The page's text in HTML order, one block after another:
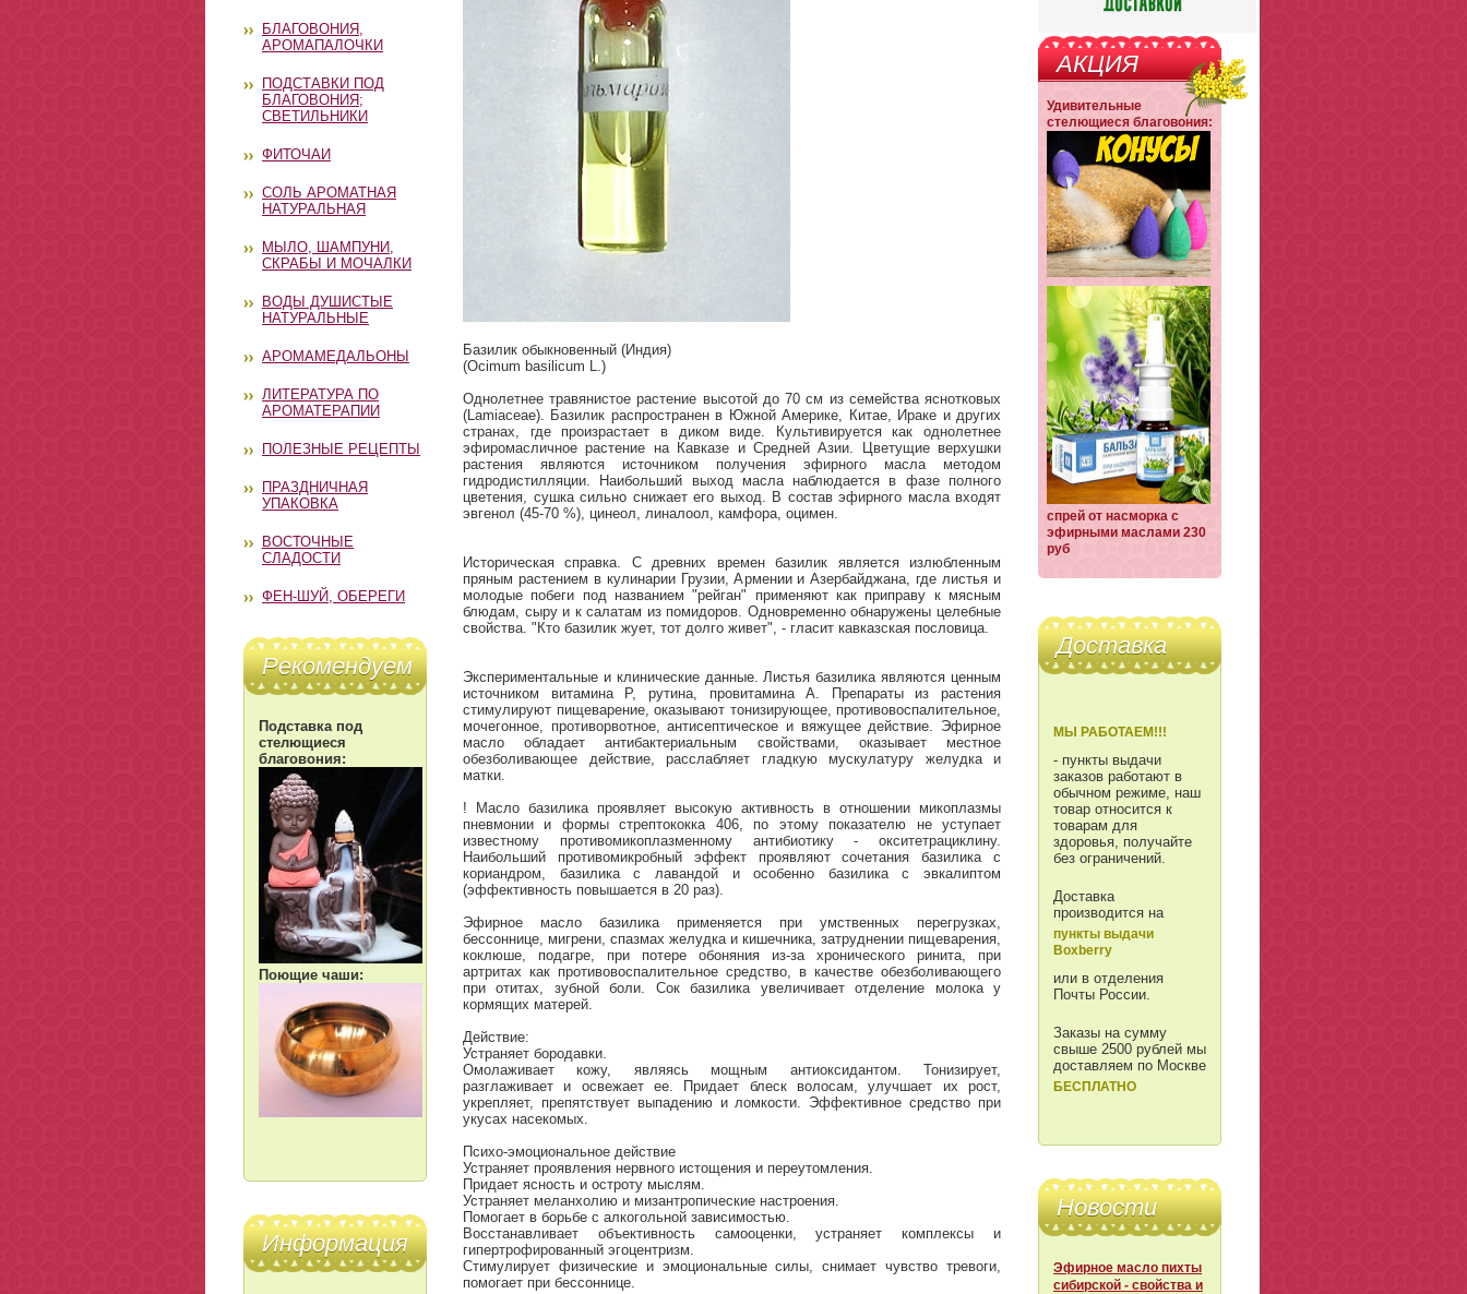
БЛАГОВОНИЯ,
АРОМАПАЛОЧКИ
ПОДСТАВКИ ПОД
БЛАГОВОНИЯ;
СВЕТИЛЬНИКИ
ФИТОЧАИ
СОЛЬ АРОМАТНАЯ
НАТУРАЛЬНАЯ
МЫЛО, ШАМПУНИ,
СКРАБЫ И МОЧАЛКИ
ВОДЫ ДУШИСТЫЕ
НАТУРАЛЬНЫЕ
АРОМАМЕДАЛЬОНЫ
ЛИТЕРАТУРА ПО
АРОМАТЕРАПИИ
ПОЛЕЗНЫЕ РЕЦЕПТЫ
ПРАЗДНИЧНАЯ
УПАКОВКА
ВОСТОЧНЫЕ
СЛАДОСТИ
ФЕН-ШУЙ, ОБЕРЕГИ
Рекомендуем
Подставка под
стелющиеся
благовония:
Поющие чаши:
Информация
Базилик обыкновенный (Индия)
(Ocimum basilicum L.)
Однолетнее травянистое растение высотой до 70 см из семейства яснотковых
(Lamiaceae). Базилик распространен в Южной Америке, Китае, Ираке и других
странах, где произрастает в диком виде. Культивируется как однолетнее
эфиромасличное растение на Кавказе и Средней Азии. Цветущие верхушки
растения являются источником получения эфирного масла методом
гидродистилляции. Наибольший выход масла наблюдается в фазе полного
цветения, сушка сильно снижает его выход. В состав эфирного масла входят
эвгенол (45-70 %), цинеол, линалоол, камфора, оцимен.
Историческая справка. С древних времен базилик является излюбленным
пряным растением в кулинарии Грузии, Армении и Азербайджана, где листья и
молодые побеги под названием "рейган" применяют как приправу к мясным
блюдам, сыру и к салатам из помидоров. Одновременно обнаружены целебные
свойства. "Кто базилик жует, тот долго живет", - гласит кавказская пословица.
Экспериментальные и клинические данные. Листья базилика являются ценным
источником витамина Р, рутина, провитамина А. Препараты из растения
стимулируют пищеварение, оказывают тонизирующее, противовоспалительное,
мочегонное, противорвотное, антисептическое и вяжущее действие. Эфирное
масло обладает антибактериальным свойствами, оказывает местное
обезболивающее действие, расслабляет гладкую мускулатуру желудка и
матки.
! Масло базилика проявляет высокую активность в отношении микоплазмы
пневмонии и формы стрептококка 406, по этому показателю не уступает
известному противомикоплазменному антибиотику - окситетрациклину.
Наибольший противомикробный эффект проявляют сочетания базилика с
кориандром, базилика с лавандой и особенно базилика с эвкалиптом
(эффективность повышается в 20 раз).
Эфирное масло базилика применяется при умственных перегрузках,
бессоннице, мигрени, спазмах желудка и кишечника, затруднении пищеварения,
коклюше, подагре, при потере обоняния из-за хронического ринита, при
артритах как противовоспалительное средство, в качестве обезболивающего
при отитах, зубной боли. Сок базилика увеличивает отделение молока у
кормящих матерей.
Действие:
Устраняет бородавки.
Омолаживает кожу, являясь мощным антиоксидантом. Тонизирует,
разглаживает и освежает ее. Придает блеск волосам, улучшает их рост,
укрепляет, препятствует выпадению и ломкости. Эффективное средство при
укусах насекомых.
Психо-эмоциональное действие
Устраняет проявления нервного истощения и переутомления.
Придает ясность и остроту мыслям.
Устраняет меланхолию и мизантропические настроения.
Помогает в борьбе с алкогольной зависимостью.
Восстанавливает объективность самооценки, устраняет комплексы и
гипертрофированный эгоцентризм.
Стимулирует физические и эмоциональные силы, снимает чувство тревоги,
помогает при бессоннице.
АКЦИЯ
Удивительные
стелющиеся благовония:
спрей от насморка с
эфирными маслами 230
руб
Доставка
МЫ РАБОТАЕМ!!!
- пункты выдачи
заказов работают в
обычном режиме, наш
товар относится к
товарам для
здоровья, получайте
без ограничений.
Доставка
производится на
пункты выдачи
Boxberry
или в отделения
Почты России.
Заказы на сумму
свыше 2500 рублей мы
доставляем по Москве
БЕСПЛАТНО
Новости
Эфирное масло пихты
сибирской - свойства и